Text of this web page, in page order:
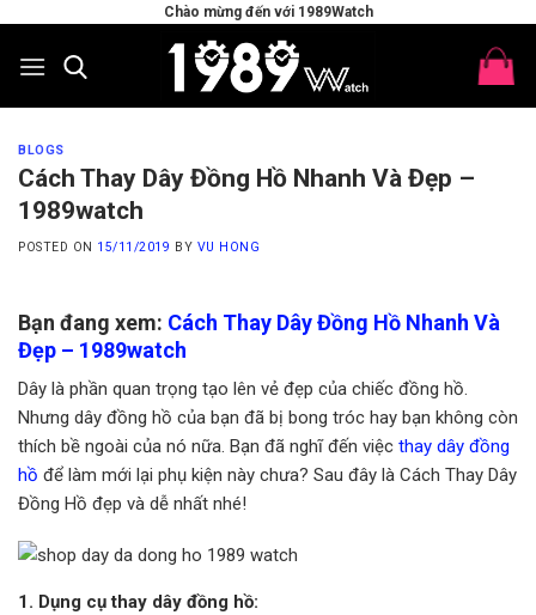
content
Chào mừng đến với 1989Watch
BLOGS
Cách Thay Dây Đồng Hồ Nhanh Và Đẹp –
1989watch
POSTED ON 15/11/2019 BY VU HONG
Bạn đang xem: Cách Thay Dây Đồng Hồ Nhanh Và
Đẹp – 1989watch
Dây là phần quan trọng tạo lên vẻ đẹp của chiếc đồng hồ.
Nhưng dây đồng hồ của bạn đã bị bong tróc hay bạn không còn
thích bề ngoài của nó nữa. Bạn đã nghĩ đến việc thay dây đồng
hồ để làm mới lại phụ kiện này chưa? Sau đây là Cách Thay Dây
Đồng Hồ đẹp và dễ nhất nhé!
1 . Dụng cụ thay dây đồng hồ: